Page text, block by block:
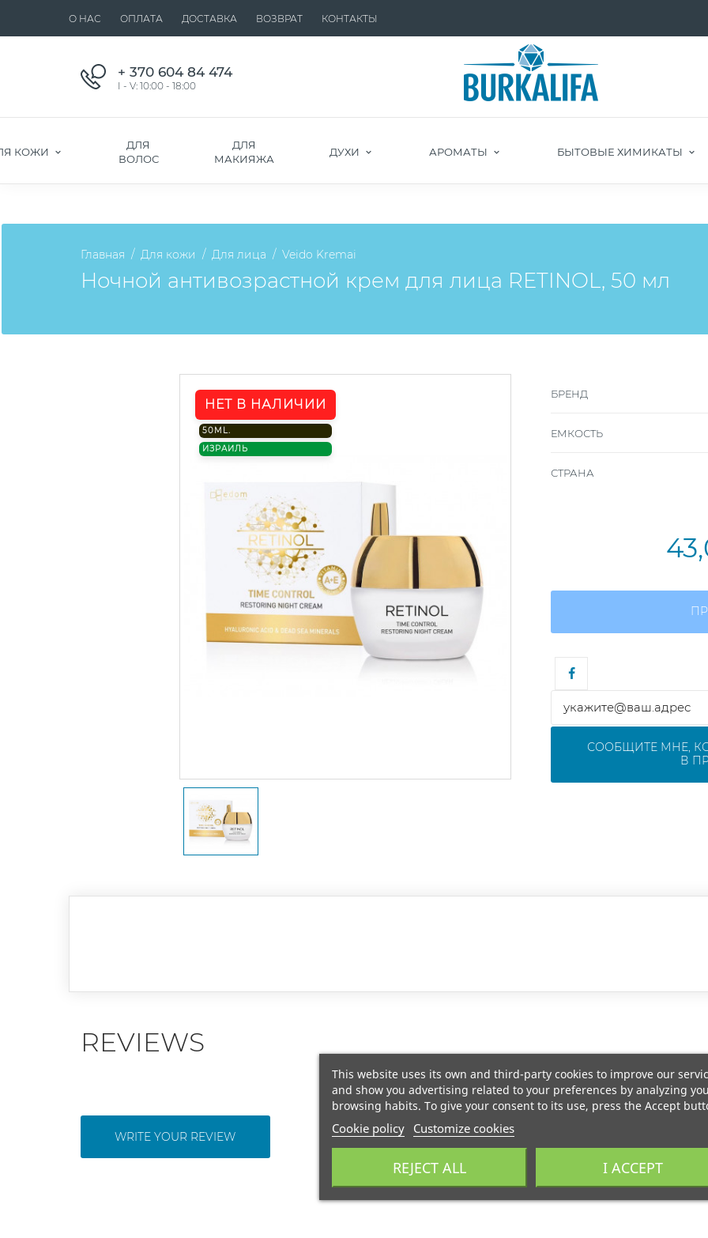
О НАС ОПЛАТА ДОСТАВКА ВОЗВРАТ КОНТАКТЫ
+ 370 604 84 474
I - V: 10:00 - 18:00
КОЖИ
ДЛЯ
ВОЛОС
ДЛЯ
МАКИЯЖА
ДУХИ АРОМАТЫ БЫТОВЫЕ ХИМИКАТЫ
Главная Для кожи Для лица Veido Kremai
Ночной антивозрастной крем для лица RETINOL, 50 мл
НЕТ В НАЛИЧИИ
50ML.
ИЗРАИЛЬ
БРЕНД
ЕМКОСТЬ
СТРАНА
СООБЩИТЕ МНЕ,
В
REVIEWS
WRITE YOUR REVIEW
This website uses its own and third-party cookies to improve our
and show you advertising related to your preferences by analyzing
browsing habits. To give your consent to its use, press the Accept
Cookie policy Customize cookies
REJECT ALL I ACCEPT